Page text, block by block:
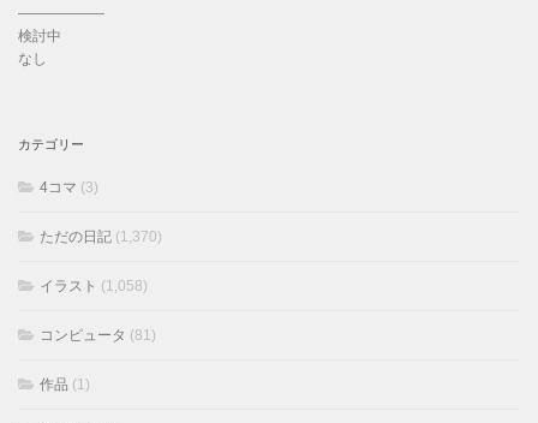
——————
検討中
なし
カテゴリー
4コマ (3)
ただの日記 (1,370)
イラスト (1,058)
コンピュータ (81)
作品 (1)